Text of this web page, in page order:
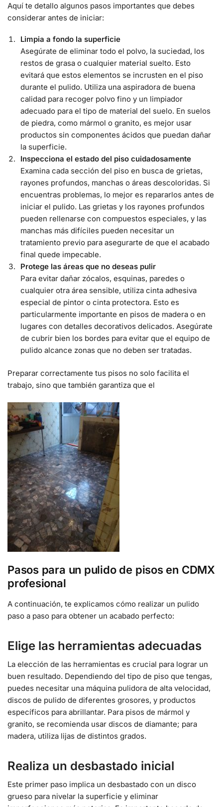
Aquí te detallo algunos pasos importantes que debes
considerar antes de iniciar:
Limpia a fondo la superficie
Asegúrate de eliminar todo el polvo, la suciedad, los
restos de grasa o cualquier material suelto. Esto
evitará que estos elementos se incrusten en el piso
durante el pulido. Utiliza una aspiradora de buena
calidad para recoger polvo fino y un limpiador
adecuado para el tipo de material del suelo. En suelos
de piedra, como mármol o granito, es mejor usar
productos sin componentes ácidos que puedan dañar
la superficie.
Inspecciona el estado del piso cuidadosamente
Examina cada sección del piso en busca de grietas,
rayones profundos, manchas o áreas descoloridas. Si
encuentras problemas, lo mejor es repararlos antes de
iniciar el pulido. Las grietas y los rayones profundos
pueden rellenarse con compuestos especiales, y las
manchas más difíciles pueden necesitar un
tratamiento previo para asegurarte de que el acabado
final quede impecable.
Protege las áreas que no deseas pulir
Para evitar dañar zócalos, esquinas, paredes o
cualquier otra área sensible, utiliza cinta adhesiva
especial de pintor o cinta protectora. Esto es
particularmente importante en pisos de madera o en
lugares con detalles decorativos delicados. Asegúrate
de cubrir bien los bordes para evitar que el equipo de
pulido alcance zonas que no deben ser tratadas.
Preparar correctamente tus pisos no solo facilita el
trabajo, sino que también garantiza que el
Pasos para un pulido de pisos en CDMX
profesional
A continuación, te explicamos cómo realizar un pulido
paso a paso para obtener un acabado perfecto:
Elige las herramientas adecuadas
La elección de las herramientas es crucial para lograr un
buen resultado. Dependiendo del tipo de piso que tengas,
puedes necesitar una máquina pulidora de alta velocidad,
discos de pulido de diferentes grosores, y productos
específicos para abrillantar. Para pisos de mármol y
granito, se recomienda usar discos de diamante; para
madera, utiliza lijas de distintos grados.
Realiza un desbastado inicial
Este primer paso implica un desbastado con un disco
grueso para nivelar la superficie y eliminar